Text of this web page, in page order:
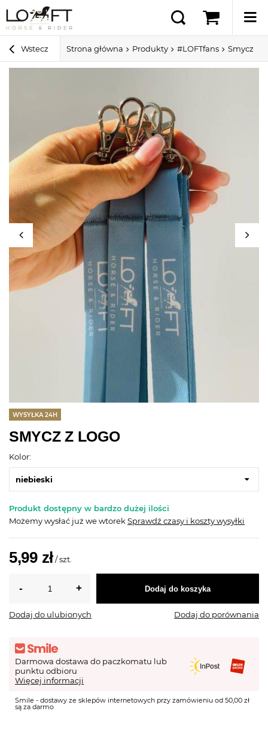
Wstecz Strona główna Produkty #LOFTfans Smycz z
SMYCZ Z LOGO
WYSYŁKA 24H
Kolor:
niebieski
Produkt dostępny w bardzo dużej ilości
Możemy wysłać już we wtorekSprawdź czasy i koszty wysyłki
5,99 zł/szt.
Dodaj do koszyka
Dodaj do ulubionych Dodaj do porównania
Darmowa dostawa do paczkomatu lub
punktu odbioru
Więcej informacji
Smile - dostawy ze sklepów internetowych przy zamówieniu od 50,00 zł
są za darmo